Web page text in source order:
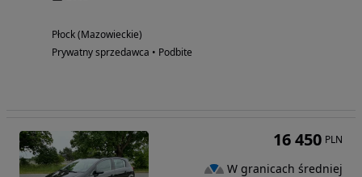
Płock (Mazowieckie)
Prywatny sprzedawca • Podbite
16 450 PLN
W granicach średniej